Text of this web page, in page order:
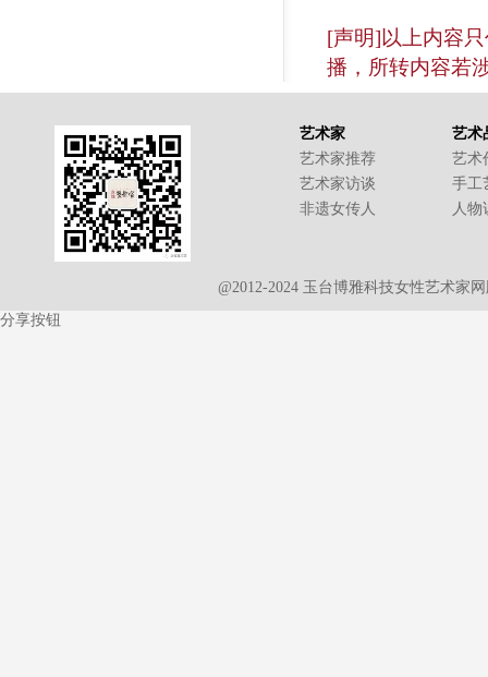
[声明]以上内容
播，所转内容若
艺术家
艺术家推荐
艺术家访谈
非遗女传人
艺术
艺术
手工
人物
@2012-2024 玉台博雅科技女性艺术家
分享按钮